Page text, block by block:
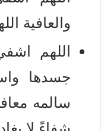
والعافية
اللهم
جسدها
سالمه